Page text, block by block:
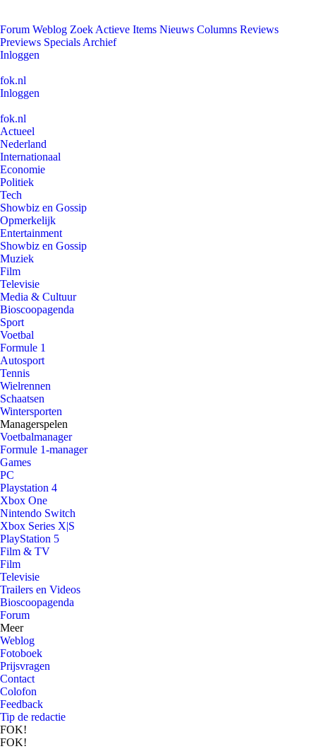
Forum Weblog Zoek Actieve Items Nieuws Columns Reviews
Previews Specials Archief
Inloggen
fok.nl
Inloggen
fok.nl
Actueel
Nederland
Internationaal
Economie
Politiek
Tech
Showbiz en Gossip
Opmerkelijk
Entertainment
Showbiz en Gossip
Muziek
Film
Televisie
Media & Cultuur
Bioscoopagenda
Sport
Voetbal
Formule 1
Autosport
Tennis
Wielrennen
Schaatsen
Wintersporten
Managerspelen
Voetbalmanager
Formule 1-manager
Games
PC
Playstation 4
Xbox One
Nintendo Switch
Xbox Series X|S
PlayStation 5
Film & TV
Film
Televisie
Trailers en Videos
Bioscoopagenda
Forum
Meer
Weblog
Fotoboek
Prijsvragen
Contact
Colofon
Feedback
Tip de redactie
FOK!
FOK!